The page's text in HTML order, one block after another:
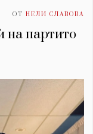
ОТ НЕЛИ СЛАВОВА
на партито